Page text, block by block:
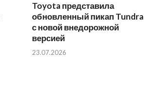
Toyota представила
обновленный пикап Tundra
с новой внедорожной
версией
23.07.2026